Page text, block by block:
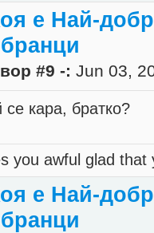
е Най-
#9 -: Jun 03,
се кара, братко?
you awful glad
е Най-